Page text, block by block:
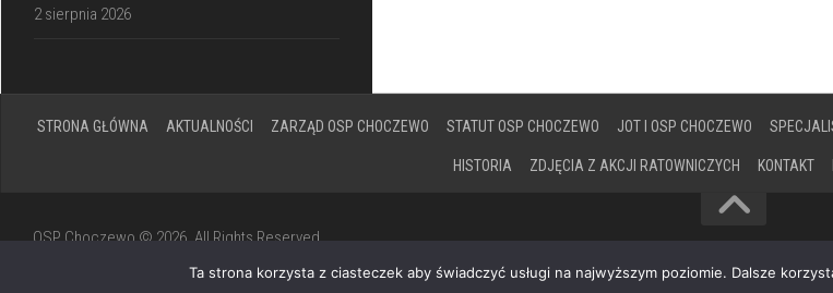
2 sierpnia 2026
STRONA GŁÓWNA AKTUALNOŚCI ZARZĄD OSP CHOCZEWO STATUT OSP CHOCZEWO JOT I OSP CHOCZEWO
HISTORIA ZDJĘCIA Z AKCJI RATOWNICZYCH KONTAKT
OSP Choczewo © 2026. All Rights Reserved.
Ta strona korzysta z ciasteczek aby świadczyć usługi na najwyższym poziomie. Dalsze